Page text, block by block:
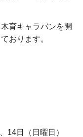
育キャラバンを開
おります。
14日（日曜日）